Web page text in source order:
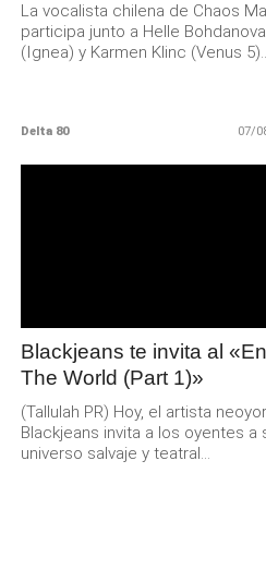
La vocalista chilena de Chaos
participa junto a Helle Bohdanova
(Ignea) y Karmen Klinc (Venus
Delta 80 07/
Blackjeans te invita al
The World (Part 1)»
(Tallulah PR) Hoy, el artista
Blackjeans invita a los oyentes a
universo salvaje y teatral...